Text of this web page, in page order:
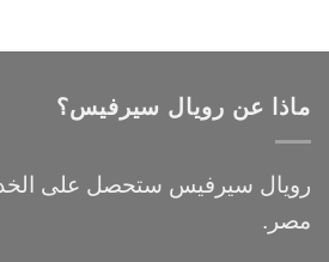
ماذا عن رويال سيرفيس؟
رويال سيرفيس ستحصل على
مصر.